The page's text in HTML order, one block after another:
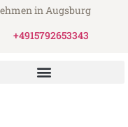
in Augsburg
+4915792653343